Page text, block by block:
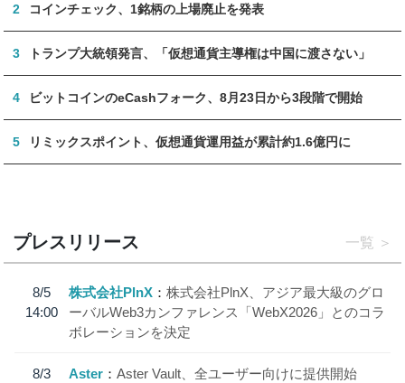
2 コインチェック、1銘柄の上場廃止を発表
3 トランプ大統領発言、「仮想通貨主導権は中国に渡さない」
4 ビットコインのeCashフォーク、8月23日から3段階で開始
5 リミックスポイント、仮想通貨運用益が累計約1.6億円に
プレスリリース 一覧
8/5
14:00
株式会社PlnX
株式会社PlnX、アジア最大級のグロ
ーバルWeb3カンファレンス「WebX2026」とのコラ
ボレーションを決定
8/3
Aster Aster Vault、全ユーザー向けに提供開始